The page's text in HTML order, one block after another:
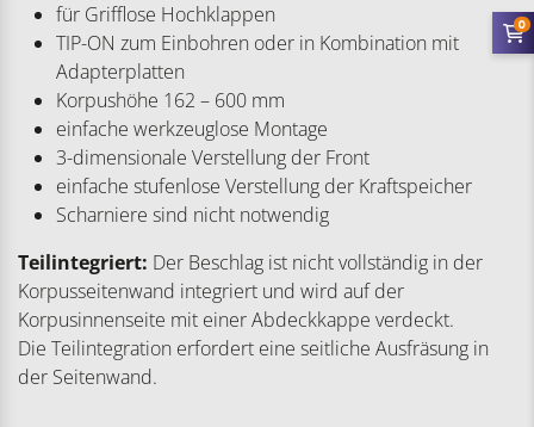
für Grifflose Hochklappen
TIP-ON zum Einbohren oder in Kombination mit
Adapterplatten
Korpushöhe 162 – 600 mm
einfache werkzeuglose Montage
3-dimensionale Verstellung der Front
einfache stufenlose Verstellung der Kraftspeicher
Scharniere sind nicht notwendig
Teilintegriert: Der Beschlag ist nicht vollständig in der
Korpusseitenwand integriert und wird auf der
Korpusinnenseite mit einer Abdeckkappe verdeckt.
Die Teilintegration erfordert eine seitliche Ausfräsung in
der Seitenwand.
0